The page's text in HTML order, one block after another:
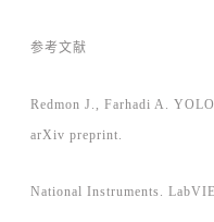
参考文献
Redmon J., Farhadi A.
arXiv preprint.
National Instruments.